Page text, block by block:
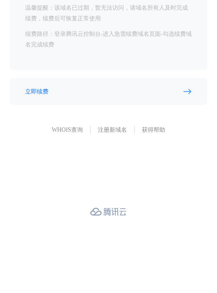
温馨提醒：该域名已过期，暂无法访问，请域名所有人及时完成
续费，续费后可恢复正常使用
续费路径：登录腾讯云控制台-进入急需续费域名页面-勾选续费域
名完成续费
立即续费
WHOIS查询 注册新域名 获得帮助